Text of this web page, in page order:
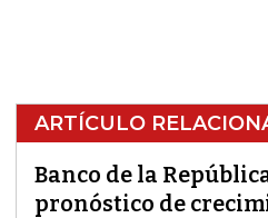
ARTÍCULO
Banco de la
pronóstico de